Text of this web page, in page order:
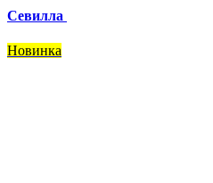
Севилла
Новинка